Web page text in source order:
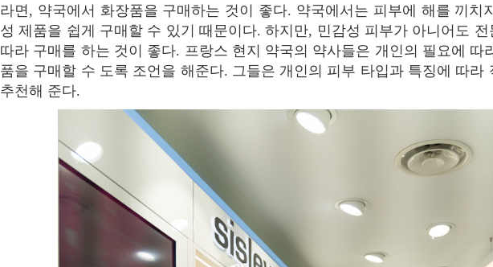
라면, 약국에서 화장품을 구매하는 것이 좋다. 약국에서는 피부에 해를 끼치
성 제품을 쉽게 구매할 수 있기 때문이다. 하지만, 민감성 피부가 아니어도 전
따라 구매를 하는 것이 좋다. 프랑스 현지 약국의 약사들은 개인의 필요에 따
품을 구매할 수 도록 조언을 해준다. 그들은 개인의 피부 타입과 특징에 따라
추천해 준다.